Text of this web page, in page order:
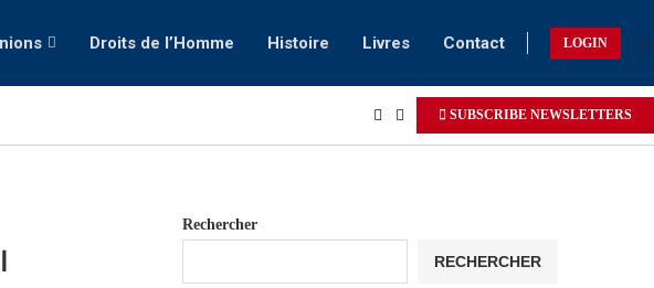
Droits de l’Homme Histoire Livres Contact LOGIN
SUBSCRIBE NEWSLETTERS
Rechercher
RECHERCHER